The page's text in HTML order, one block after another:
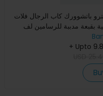
باتشوورك كاب الرجال فلات
بقبعة مدببة للرسامين لف
+ Upto